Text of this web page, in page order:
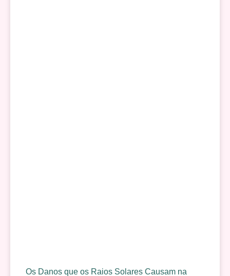
Os Danos que os Raios Solares Causam na